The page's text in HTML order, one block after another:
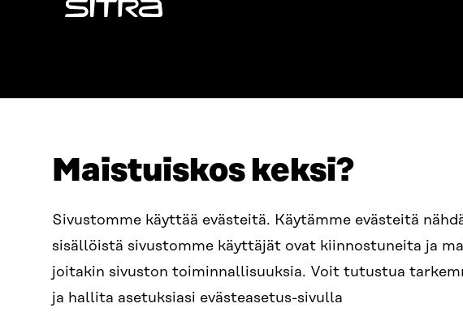
Maistuiskos keksi?
Sivustomme käyttää evästeitä. Käytämme evästeitä
sisällöistä sivustomme käyttäjät ovat kiinnostuneita ja
joitakin sivuston toiminnallisuuksia. Voit tutustua
ja hallita asetuksiasi evästeasetus-sivulla
Sitra
Itämerenkatu 11-13, PL 160,
00181 Helsinki
Saapumisohjeet
Y-TUNNUS
+358 294 618 991
SÄHKÖPOSTI